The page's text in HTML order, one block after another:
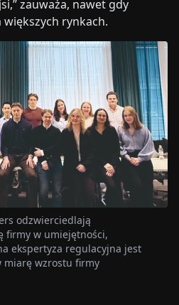
zauważa, nawet gdy
rynkach.
odzwierciedlają
firmy w umiejętności,
ekspertyza regulacyjna jest
miarę wzrostu firmy